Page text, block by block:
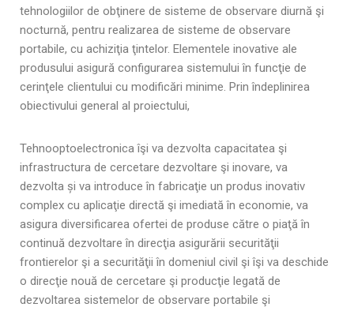
tehnologiilor de obţinere de sisteme de observare diurnă şi
nocturnă, pentru realizarea de sisteme de observare
portabile, cu achiziţia ţintelor. Elementele inovative ale
produsului asigură configurarea sistemului în funcţie de
cerinţele clientului cu modificări minime. Prin îndeplinirea
obiectivului general al proiectului,
Tehnooptoelectronica îşi va dezvolta capacitatea şi
infrastructura de cercetare dezvoltare şi inovare, va
dezvolta și va introduce în fabricaţie un produs inovativ
complex cu aplicaţie directă şi imediată în economie, va
asigura diversificarea ofertei de produse către o piaţă în
continuă dezvoltare în direcţia asigurării securităţii
frontierelor şi a securităţii în domeniul civil şi îşi va deschide
o direcţie nouă de cercetare şi producţie legată de
dezvoltarea sistemelor de observare portabile şi